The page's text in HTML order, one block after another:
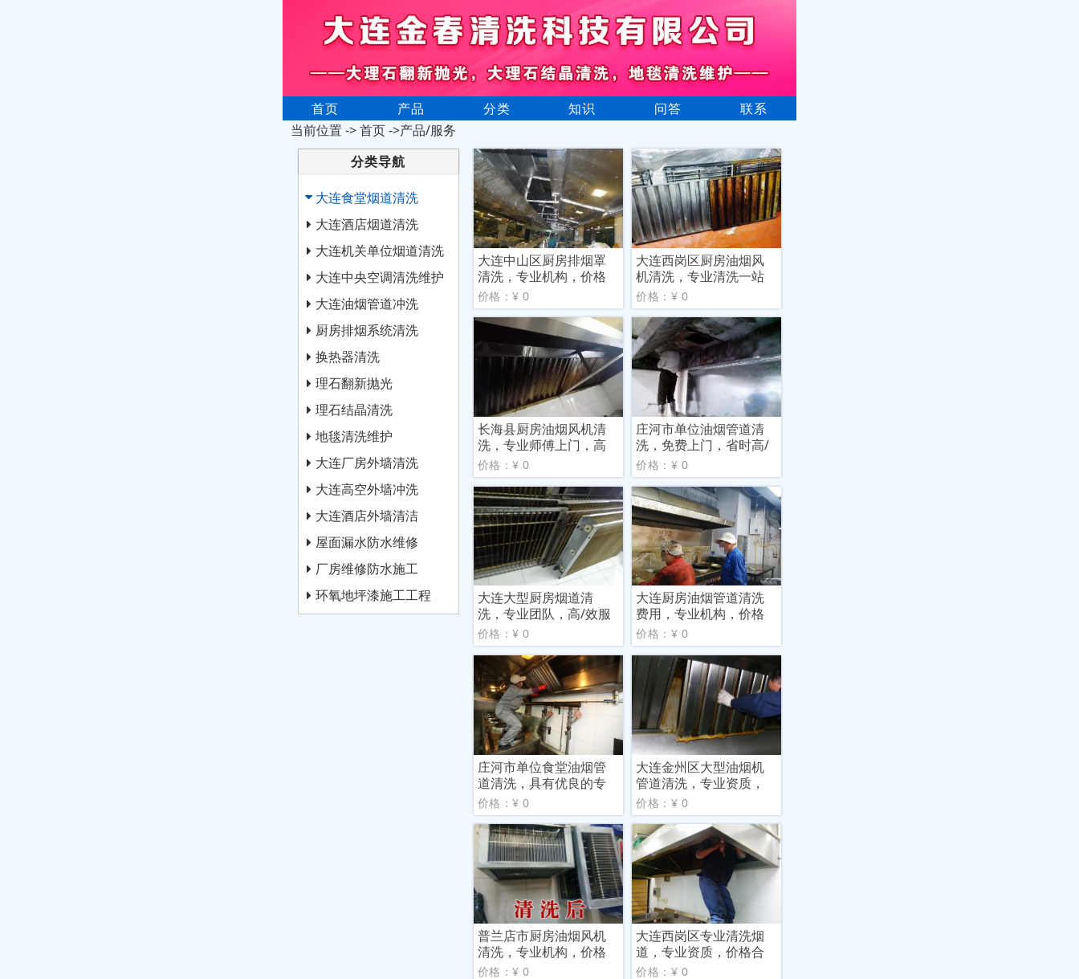
首页 产品 分类 知识 问答
联系
当前位置 ->首页->产品/服务
分类导航
大连食堂烟道清洗
大连酒店烟道清洗
大连机关单位烟道清洗
大连中央空调清洗维护
大连油烟管道冲洗
厨房排烟系统清洗
换热器清洗
理石翻新抛光
理石结晶清洗
地毯清洗维护
大连厂房外墙清洗
大连高空外墙冲洗
大连酒店外墙清洁
屋面漏水防水维修
厂房维修防水施工
环氧地坪漆施工工程
大连中山区厨房排烟罩
清洗，专业机构，价格
合理
价格：¥ 0
大连西岗区厨房油烟风
机清洗，专业清洗一站
式服
价格：¥ 0
长海县厨房油烟风机清
洗，专业师傅上门，高
性价
价格：¥ 0
庄河市单位油烟管道清
洗，免费上门，省时高/
效
价格：¥ 0
大连大型厨房烟道清
洗，专业团队，高/效服
务
价格：¥ 0
大连厨房油烟管道清洗
费用，专业机构，价格
合理
价格：¥ 0
庄河市单位食堂油烟管
道清洗，具有优良的专
业技
价格：¥ 0
大连金州区大型油烟机
管道清洗，专业资质，
价格
价格：¥ 0
普兰店市厨房油烟风机
清洗，专业机构，价格
合理
价格：¥ 0
大连西岗区专业清洗烟
道，专业资质，价格合
理
价格：¥ 0